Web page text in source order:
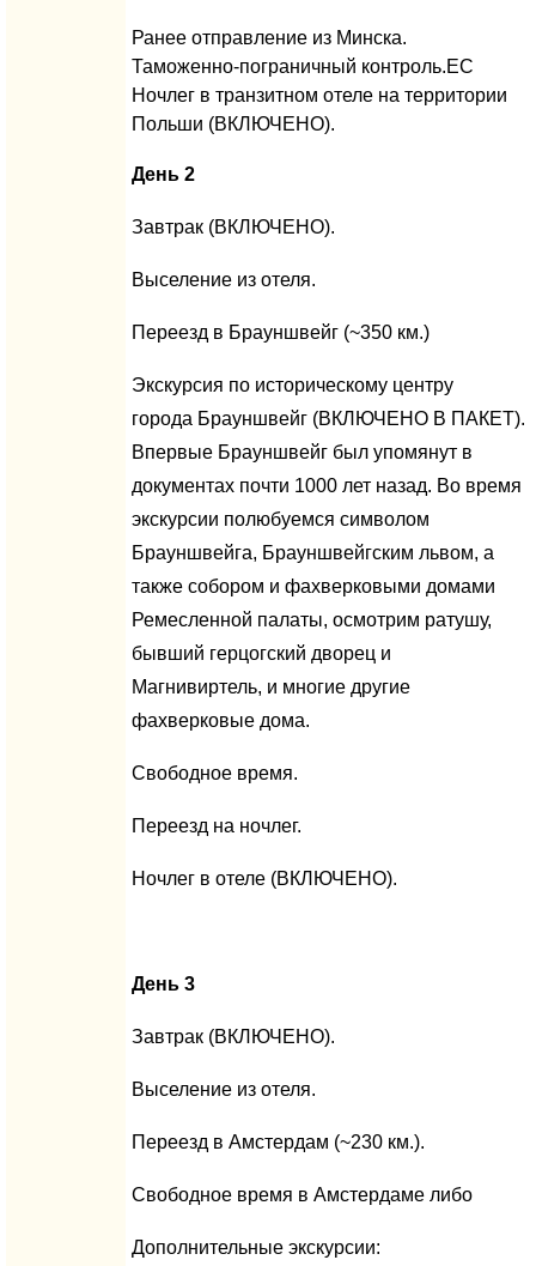
Ранее отправление из Минска.
Таможенно-пограничный контроль.ЕС
Ночлег в транзитном отеле на территории
Польши (ВКЛЮЧЕНО).
День 2
Завтрак (ВКЛЮЧЕНО).
Выселение из отеля.
Переезд в Брауншвейг (~350 км.)
Экскурсия по историческому центру
города Брауншвейг (ВКЛЮЧЕНО В ПАКЕТ).
Впервые Брауншвейг был упомянут в
документах почти 1000 лет назад. Во время
экскурсии полюбуемся символом
Брауншвейга, Брауншвейгским львом, а
также собором и фахверковыми домами
Ремесленной палаты, осмотрим ратушу,
бывший герцогский дворец и
Магнивиртель, и многие другие
фахверковые дома.
Свободное время.
Переезд на ночлег.
Ночлег в отеле (ВКЛЮЧЕНО).
День 3
Завтрак (ВКЛЮЧЕНО).
Выселение из отеля.
Переезд в Амстердам (~230 км.).
Свободное время в Амстердаме либо
Дополнительные экскурсии: